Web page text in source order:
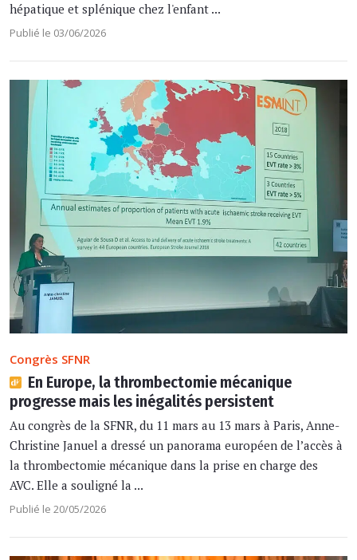
hépatique et splénique chez l'enfant ...
Publié le 03/06/2026
Congrès SFNR
En Europe, la thrombectomie mécanique
progresse mais les inégalités persistent
Au congrès de la SFNR, du 11 mars au 13 mars à Paris, Anne-
Christine Januel a dressé un panorama européen de l’accès à
la thrombectomie mécanique dans la prise en charge des
AVC. Elle a souligné la ...
Publié le 20/05/2026